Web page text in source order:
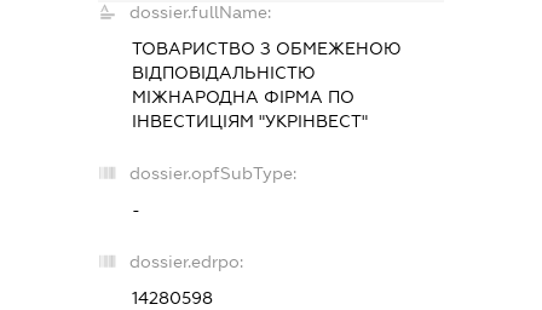
dossier.fullName:
ТОВАРИСТВО З ОБМЕЖЕНОЮ
ВІДПОВІДАЛЬНІСТЮ
МІЖНАРОДНА ФІРМА ПО
ІНВЕСТИЦІЯМ "УКРІНВЕСТ"
dossier.opfSubType:
-
dossier.edrpo:
14280598